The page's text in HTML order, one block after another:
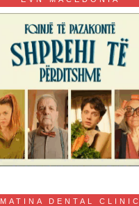
MATINA DENTAL CLINIC